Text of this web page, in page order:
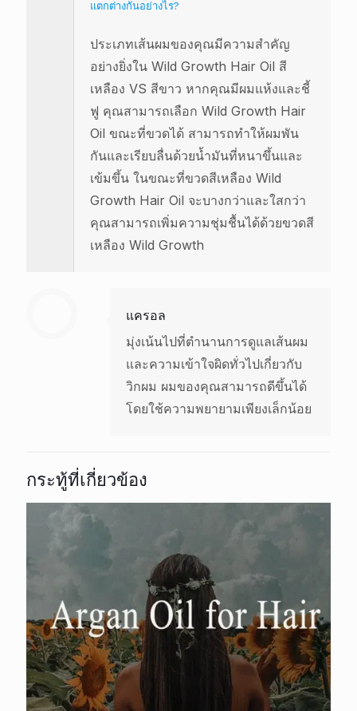
แตกต่างกันอย่างไร?
ประเภทเส้นผมของคุณมีความสำคัญ
อย่างยิ่งใน Wild Growth Hair Oil สี
เหลือง VS สีขาว หากคุณมีผมแห้งและชี้
ฟู คุณสามารถเลือก Wild Growth Hair
Oil ขณะที่ขวดได้ สามารถทำให้ผมพัน
กันและเรียบลื่นด้วยน้ำมันที่หนาขึ้นและ
เข้มขึ้น ในขณะที่ขวดสีเหลือง Wild
Growth Hair Oil จะบางกว่าและใสกว่า
คุณสามารถเพิ่มความชุ่มชื้นได้ด้วยขวดสี
เหลือง Wild Growth
แครอล
มุ่งเน้นไปที่ตำนานการดูแลเส้นผม
และความเข้าใจผิดทั่วไปเกี่ยวกับ
วิกผม ผมของคุณสามารถดีขึ้นได้
โดยใช้ความพยายามเพียงเล็กน้อย
กระทู้ที่เกี่ยวข้อง